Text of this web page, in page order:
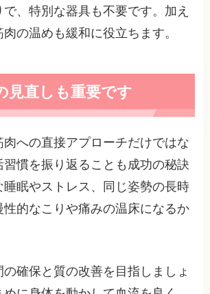
、特別な器具も不要です。加え
の温めも緩和に役立ちます。
見直しも重要です
肉への直接アプローチだけではな
習慣を振り返ることも成功の秘訣
睡眠やストレス、同じ姿勢の長時
性的なこりや痛みの温床になるか
の確保と質の改善を目指しましょ